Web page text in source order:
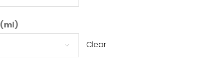
Clear